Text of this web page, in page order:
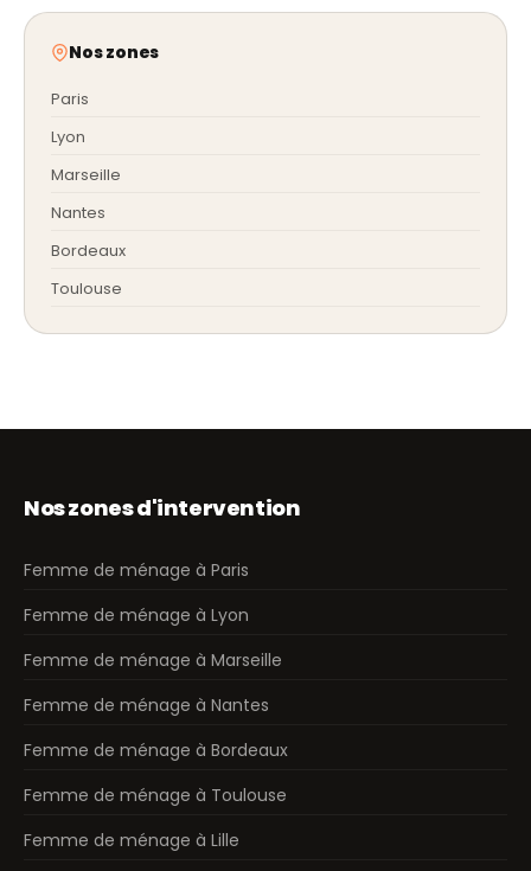
Nos zones
Paris
Lyon
Marseille
Nantes
Bordeaux
Toulouse
Nos zones d'intervention
Femme de ménage à Paris
Femme de ménage à Lyon
Femme de ménage à Marseille
Femme de ménage à Nantes
Femme de ménage à Bordeaux
Femme de ménage à Toulouse
Femme de ménage à Lille